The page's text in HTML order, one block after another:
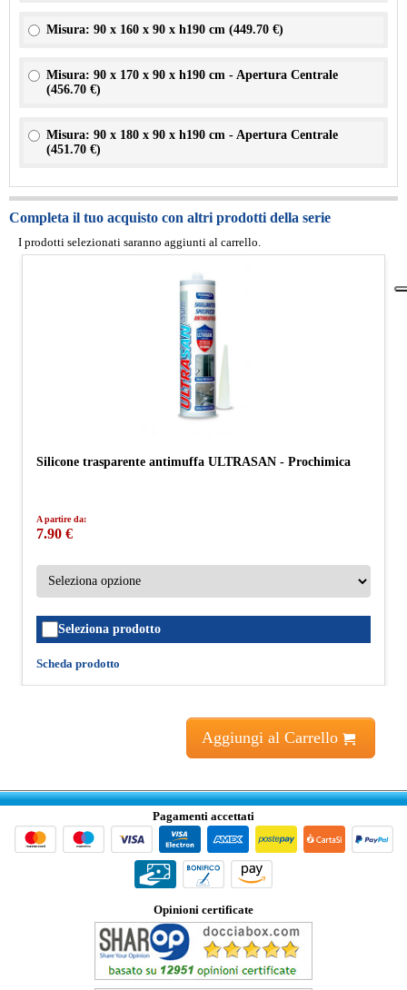
Misura: 90 x 160 x 90 x h190 cm (449.70 €)
Misura: 90 x 170 x 90 x h190 cm - Apertura Centrale
(456.70 €)
Misura: 90 x 180 x 90 x h190 cm - Apertura Centrale
(451.70 €)
Completa il tuo acquisto con altri prodotti della serie
I prodotti selezionati saranno aggiunti al carrello.
Silicone trasparente antimuffa ULTRASAN - Prochimica
A partire da:
7.90 €
Seleziona prodotto
Scheda prodotto
Aggiungi al Carrello
Pagamenti accettati
Opinioni certificate